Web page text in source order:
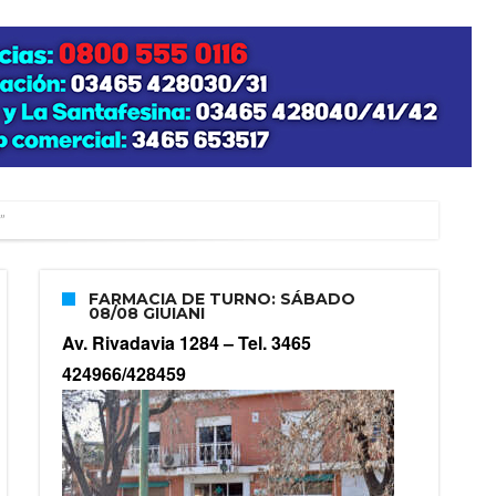
su nacimiento
FARMACIA DE TURNO: SÁBADO
08/08 GIUIANI
Av. Rivadavia 1284 –Tel. 3465
424966/428459